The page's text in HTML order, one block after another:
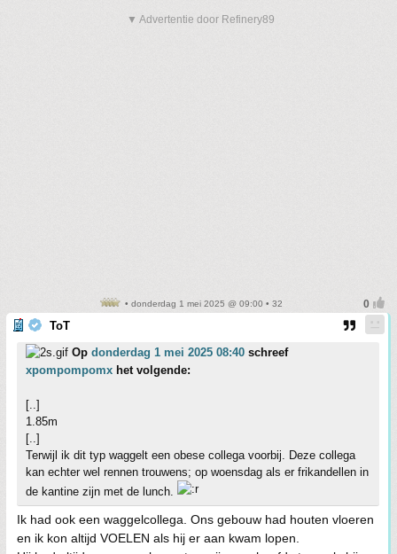
▼ Advertentie door Refinery89
• donderdag 1 mei 2025 @ 09:00 • 32
ToT
Op donderdag 1 mei 2025 08:40 schreef
xpompompomx het volgende:
[..]
1.85m
[..]
Terwijl ik dit typ waggelt een obese collega voorbij. Deze collega
kan echter wel rennen trouwens; op woensdag als er frikandellen in
de kantine zijn met de lunch.
Ik had ook een waggelcollega. Ons gebouw had houten vloeren
en ik kon altijd VOELEN als hij er aan kwam lopen.